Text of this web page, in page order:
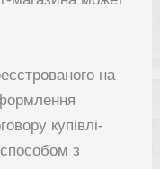
на
купівлі-
з